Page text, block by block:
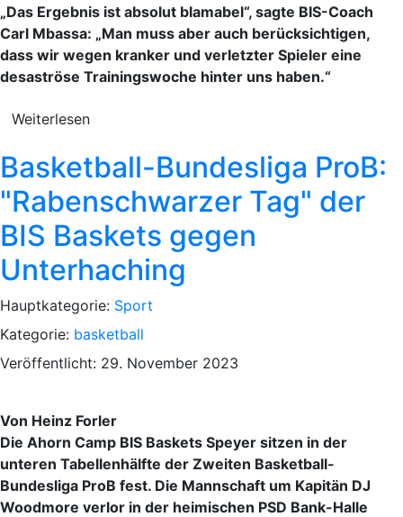
„Das Ergebnis ist absolut blamabel“, sagte BIS-Coach
Carl Mbassa: „Man muss aber auch berücksichtigen,
dass wir wegen kranker und verletzter Spieler eine
desaströse Trainingswoche hinter uns haben.“
Weiterlesen
Basketball-Bundesliga ProB:
"Rabenschwarzer Tag" der
BIS Baskets gegen
Unterhaching
Hauptkategorie: Sport
Kategorie: basketball
Veröffentlicht: 29. November 2023
Von Heinz Forler
Die Ahorn Camp BIS Baskets Speyer sitzen in der
unteren Tabellenhälfte der Zweiten Basketball-
Bundesliga ProB fest. Die Mannschaft um Kapitän DJ
Woodmore verlor in der heimischen PSD Bank-Halle